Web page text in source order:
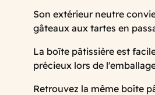
Son extérieur neutre
gâteaux aux tartes en
La boîte pâtissière est
précieux lors de
Retrouvez la même boîte